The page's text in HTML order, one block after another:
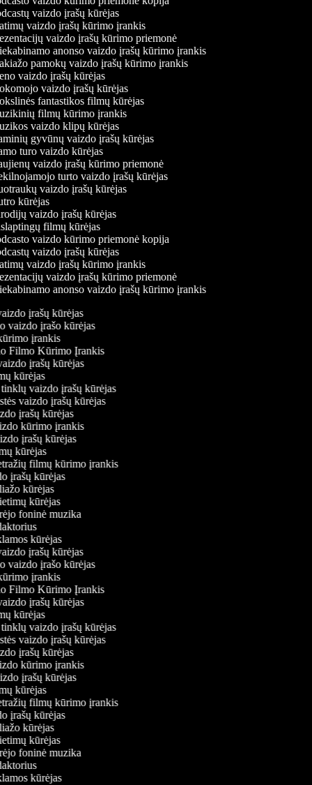
vaizdo įrašų kūrėjas
vaizdo įrašų kūrimo įrankis
vaizdo įrašų kūrimo priemonė
anonso vaizdo įrašų kūrimo įrankis
pamokų vaizdo įrašų kūrimo įrankis
vaizdo įrašų kūrėjas
vaizdo įrašų kūrėjas
fantastikos filmų kūrėjas
filmų kūrimo įrankis
vaizdo klipų kūrėjas
gyvūnų vaizdo įrašų kūrėjas
turo vaizdo kūrėjas
vaizdo įrašų kūrimo priemonė
turto vaizdo įrašų kūrėjas
vaizdo įrašų kūrėjas
kūrėjas
vaizdo įrašų kūrėjas
filmų kūrėjas
vaizdo kūrimo priemonė kopija
vaizdo įrašų kūrėjas
vaizdo įrašų kūrimo įrankis
vaizdo įrašų kūrimo priemonė
anonso vaizdo įrašų kūrimo įrankis
įrašų kūrėjas
vaizdo įrašo kūrėjas
įrankis
Filmo Kūrimo Įrankis
įrašų kūrėjas
kūrėjas
tinklų vaizdo įrašų kūrėjas
vaizdo įrašų kūrėjas
įrašų kūrėjas
kūrimo įrankis
įrašų kūrėjas
kūrėjas
filmų kūrimo įrankis
įrašų kūrėjas
kūrėjas
kūrėjas
foninė muzika
kūrėjas
įrašų kūrėjas
vaizdo įrašo kūrėjas
įrankis
Filmo Kūrimo Įrankis
įrašų kūrėjas
kūrėjas
tinklų vaizdo įrašų kūrėjas
vaizdo įrašų kūrėjas
įrašų kūrėjas
kūrimo įrankis
įrašų kūrėjas
kūrėjas
filmų kūrimo įrankis
įrašų kūrėjas
kūrėjas
kūrėjas
foninė muzika
kūrėjas